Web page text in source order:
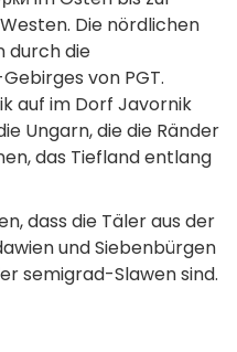
Die nördlichen
durch die
von PGT.
auf im Dorf Javornik
Ungarn, die die Ränder
das Tiefland entlang
dass die Täler aus der
und Siebenbürgen
semigrad-Slawen sind.